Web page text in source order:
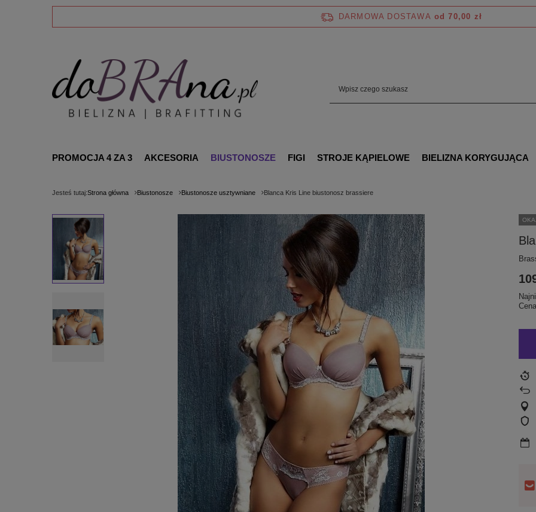
DARMOWA DOSTAWA od 70,00 zł
PROMOCJA 4 ZA 3 AKCESORIA BIUSTONOSZE FIGI STROJE KĄPIELOWE BIELIZNA KORYGUJĄCA
Jesteś tutaj:Strona główna Biustonosze Biustonosze usztywniane Blanca Kris Line biustonosz brassiere